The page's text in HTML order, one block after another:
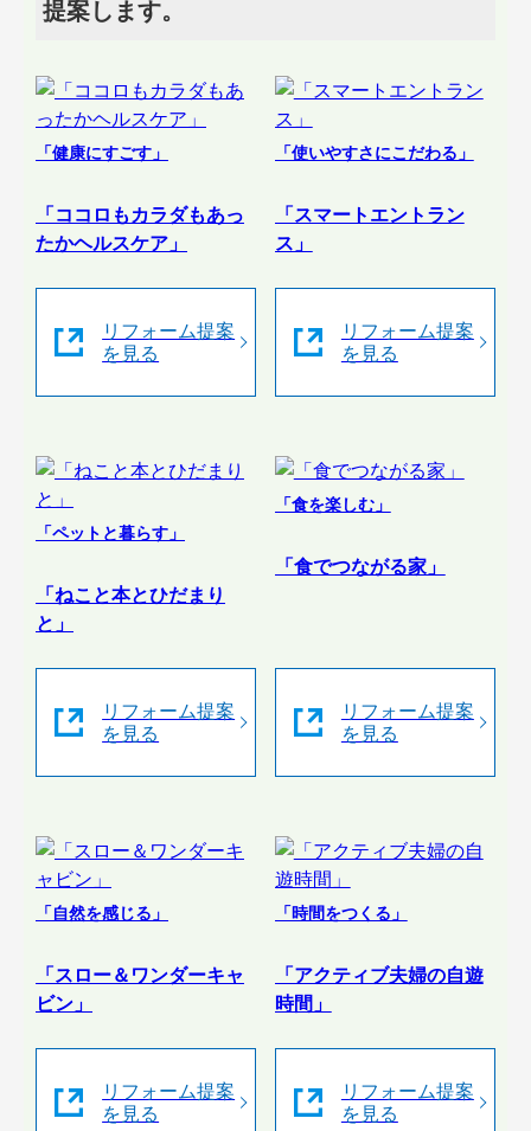
提案します。
「健康にすごす」
「ココロもカラダもあっ
たかヘルスケア」
リフォーム提案
を見る
「使いやすさにこだわる」
「スマートエントラン
ス」
リフォーム提案
を見る
「ペットと暮らす」
「ねこと本とひだまり
と」
リフォーム提案
を見る
「食を楽しむ」
「食でつながる家」
リフォーム提案
を見る
「自然を感じる」
「スロー＆ワンダーキャ
ビン」
リフォーム提案
を見る
「時間をつくる」
「アクティブ夫婦の自遊
時間」
リフォーム提案
を見る